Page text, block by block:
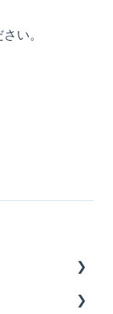
い。